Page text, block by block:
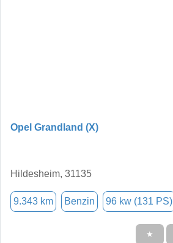
Opel Grandland (X)
Hildesheim, 31135
9.343 km Benzin 96 kw (131 PS)
★